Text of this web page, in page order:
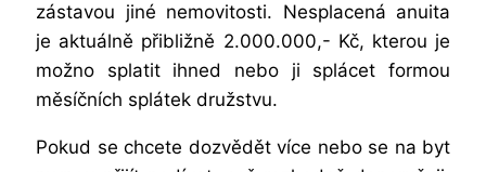
zástavou jiné nemovitosti. Nesplacená anuita
je aktuálně přibližně 2.000.000,- Kč, kterou je
možno splatit ihned nebo ji splácet formou
měsíčních splátek družstvu.
Pokud se chcete dozvědět více nebo se na byt